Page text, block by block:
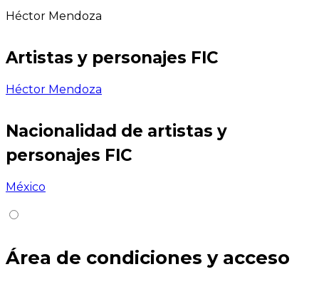
Héctor Mendoza
Artistas y personajes FIC
Héctor Mendoza
Nacionalidad de artistas y
personajes FIC
México
Área de condiciones y acceso